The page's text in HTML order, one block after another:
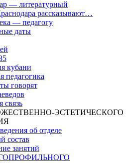
— литературный
рассказывают…
— педагогу
даты
кубани
педагогика
говорят
связь
ЭСТЕТИЧЕСКОГО
об отделе
состав
занятий